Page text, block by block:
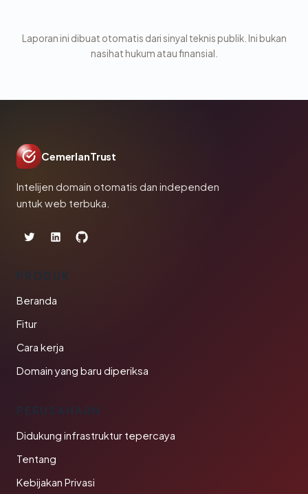
Laporan ini dibuat otomatis dari sinyal teknis publik. Ini bukan
nasihat hukum atau finansial.
CemerlanTrust
Intelijen domain otomatis dan independen
untuk web terbuka.
PRODUK
Beranda
Fitur
Cara kerja
Domain yang baru diperiksa
PERUSAHAAN
Didukung infrastruktur tepercaya
Tentang
Kebijakan Privasi